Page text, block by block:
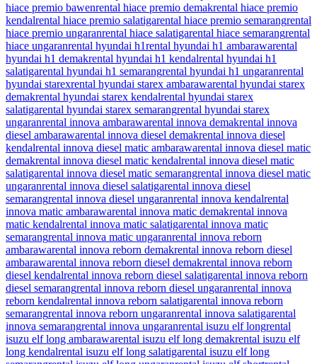
hiace premio bawenrental hiace premio demakrental hiace premio
kendalrental hiace premio salatigarental hiace premio semarangrental
hiace premio ungaranrental hiace salatigarental hiace semarangrental
hiace ungaranrental hyundai h1rental hyundai h1 ambarawarental
hyundai h1 demakrental hyundai h1 kendalrental hyundai h1
salatigarental hyundai h1 semarangrental hyundai h1 ungaranrental
hyundai starexrental hyundai starex ambarawarental hyundai starex
demakrental hyundai starex kendalrental hyundai starex
salatigarental hyundai starex semarangrental hyundai starex
ungaranrental innova ambarawarental innova demakrental innova
diesel ambarawarental innova diesel demakrental innova diesel
kendalrental innova diesel matic ambarawarental innova diesel matic
demakrental innova diesel matic kendalrental innova diesel matic
salatigarental innova diesel matic semarangrental innova diesel matic
ungaranrental innova diesel salatigarental innova diesel
semarangrental innova diesel ungaranrental innova kendalrental
innova matic ambarawarental innova matic demakrental innova
matic kendalrental innova matic salatigarental innova matic
semarangrental innova matic ungaranrental innova reborn
ambarawarental innova reborn demakrental innova reborn diesel
ambarawarental innova reborn diesel demakrental innova reborn
diesel kendalrental innova reborn diesel salatigarental innova reborn
diesel semarangrental innova reborn diesel ungaranrental innova
reborn kendalrental innova reborn salatigarental innova reborn
semarangrental innova reborn ungaranrental innova salatigarental
innova semarangrental innova ungaranrental isuzu elf longrental
isuzu elf long ambarawarental isuzu elf long demakrental isuzu elf
long kendalrental isuzu elf long salatigarental isuzu elf long